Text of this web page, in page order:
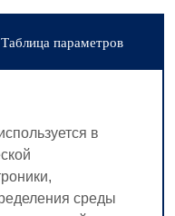
Таблица параметров